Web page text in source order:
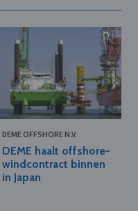
DEME OFFSHORE N.V.
DEME haalt offshore-
windcontract binnen
in Japan